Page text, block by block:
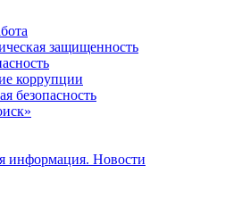
защищенность
коррупции
безопасность
информация. Новости